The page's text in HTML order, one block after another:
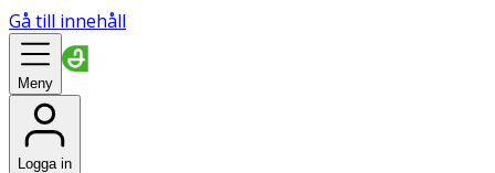
Gå till innehåll
Meny
Logga in